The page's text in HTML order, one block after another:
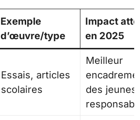
Exemple
d’œuvre/type
Impact
en 2025
Essais, articles
scolaires
Meilleur
des jeunes